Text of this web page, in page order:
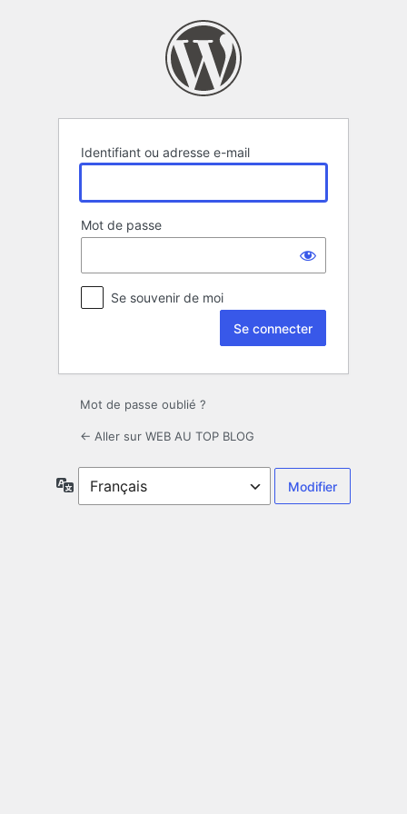
Identifiant ou adresse e-mail
Mot de passe
Se souvenir de moi
Mot de passe oublié ?
← Aller sur WEB AU TOP BLOG
Langue